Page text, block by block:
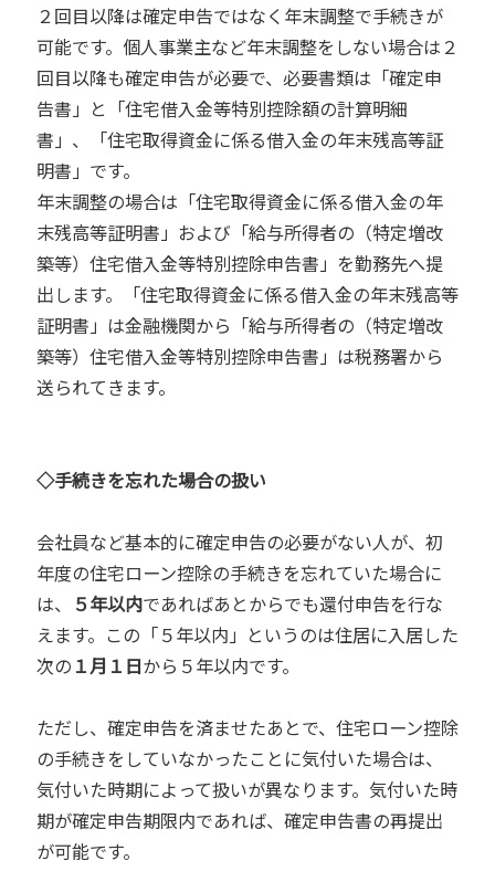
２回目以降は確定申告ではなく年末調整で手続きが
可能です。個人事業主など年末調整をしない場合は２
回目以降も確定申告が必要で、必要書類は「確定申
告書」と「住宅借入金等特別控除額の計算明細
書」、「住宅取得資金に係る借入金の年末残高等証
明書」です。
年末調整の場合は「住宅取得資金に係る借入金の年
末残高等証明書」および「給与所得者の（特定増改
築等）住宅借入金等特別控除申告書」を勤務先へ提
出します。「住宅取得資金に係る借入金の年末残高等
証明書」は金融機関から「給与所得者の（特定増改
築等）住宅借入金等特別控除申告書」は税務署から
送られてきます。
◇手続きを忘れた場合の扱い
会社員など基本的に確定申告の必要がない人が、初
年度の住宅ローン控除の手続きを忘れていた場合に
は、 ５年以内であればあとからでも還付申告を行な
えます。この「５年以内」というのは住居に入居した
次の １月１日から５年以内です。
ただし、確定申告を済ませたあとで、住宅ローン控除
の手続きをしていなかったことに気付いた場合は、
気付いた時期によって扱いが異なります。気付いた時
期が確定申告期限内であれば、確定申告書の再提出
が可能です。